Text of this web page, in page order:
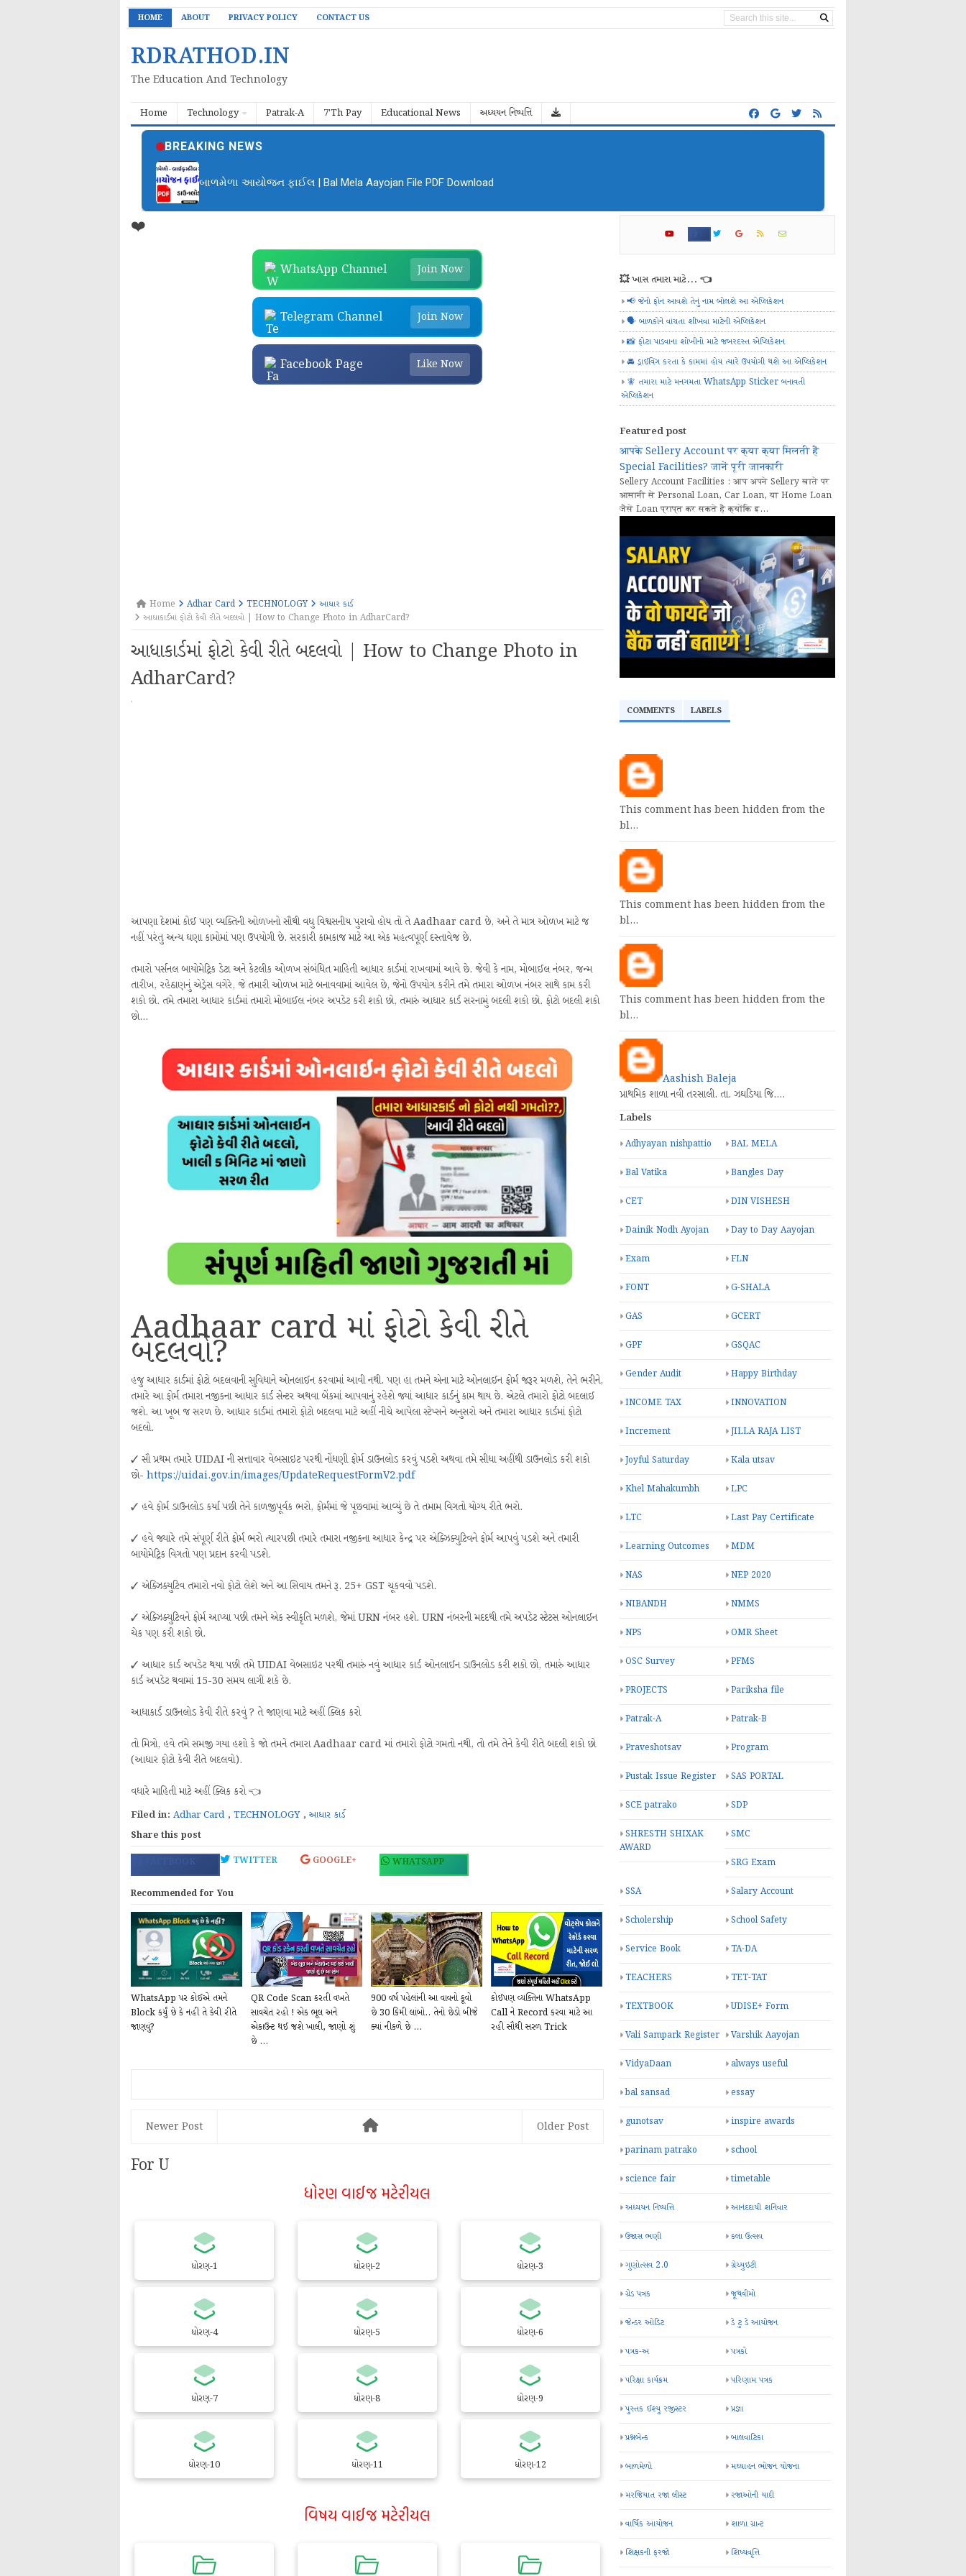
HOME ABOUT PRIVACY POLICY CONTACT US
RDRATHOD.IN
The Education And Technology
Home Technology Patrak-A 7'Th Pay Educational News અધ્યયન નિષ્પત્તિ
BREAKING NEWS
બાળમેળા આયોજન ફાઈલ | Bal Mela Aayojan File PDF Download
❤️
WhatsApp Channel Join Now
Telegram Channel Join Now
Facebook Page Like Now
Home Adhar Card TECHNOLOGY
આધાર કાર્ડ
આધાકાર્ડમાં ફોટો કેવી રીતે બદલવો | How to Change Photo in AdharCard?
આધાકાર્ડમાં ફોટો કેવી રીતે બદલવો | How to Change Photo in
AdharCard?
·
આપણા દેશમાં કોઈ પણ વ્યક્તિની ઓળખનો સૌથી વધુ વિશ્વસનીય પુરાવો હોય તો તે Aadhaar card છે, અને તે માત્ર ઓળખ માટે જ
નહીં પરંતુ અન્ય ઘણા કામોમાં પણ ઉપયોગી છે. સરકારી કામકાજ માટે આ એક મહત્વપૂર્ણ દસ્તાવેજ છે.
તમારો પર્સનલ બાયોમેટ્રિક ડેટા અને કેટલીક ઓળખ સંબંધિત માહિતી આધાર કાર્ડમાં રાખવામાં આવે છે. જેવી કે નામ, મોબાઈલ નંબર, જન્મ
તારીખ, રહેઠાણનું એડ્રેસ વગેરે, જે તમારી ઓળખ માટે બનાવવામાં આવેલ છે, જેનો ઉપયોગ કરીને તમે તમારા ઓળખ નંબર સાથે કામ કરી
શકો છો. તમે તમારા આધાર કાર્ડમાં તમારો મોબાઈલ નંબર અપડેટ કરી શકો છો, તમારું આધાર કાર્ડ સરનામું બદલી શકો છો. ફોટો બદલી શકો
છો...
Aadhaar card માં ફોટો કેવી રીતે
બદલવો?
હજુ આધાર કાર્ડમાં ફોટો બદલવાની સુવિધાને ઓનલાઈન કરવામાં આવી નથી. પણ હા તમને એના માટે ઓનલાઈન ફોર્મ જરૂર મળશે, તેને ભરીને,
તમારે આ ફોર્મ તમારા નજીકના આધાર કાર્ડ સેન્ટર અથવા બેંકમાં આપવાનું રહેશે જ્યાં આધાર કાર્ડનું કામ થાય છે. એટલે તમારો ફોટો બદલાઈ
જશે. આ ખૂબ જ સરળ છે. આધાર કાર્ડમાં તમારો ફોટો બદલવા માટે અહીં નીચે આપેલા સ્ટેપ્સને અનુસરો અને તમારા આધાર કાર્ડમાં ફોટો
બદલો.
✓ સૌ પ્રથમ તમારે UIDAI ની સત્તાવાર વેબસાઇટ પરથી નોંધણી ફોર્મ ડાઉનલોડ કરવું પડશે અથવા તમે સીધા અહીંથી ડાઉનલોડ કરી શકો
છો- https://uidai.gov.in/images/UpdateRequestFormV2.pdf
✓ હવે ફોર્મ ડાઉનલોડ કર્યા પછી તેને કાળજીપૂર્વક ભરો, ફોર્મમાં જે પૂછવામાં આવ્યું છે તે તમામ વિગતો યોગ્ય રીતે ભરો.
✓ હવે જ્યારે તમે સંપૂર્ણ રીતે ફોર્મ ભરો ત્યારપછી તમારે તમારા નજીકના આધાર કેન્દ્ર પર એક્ઝિક્યુટિવને ફોર્મ આપવું પડશે અને તમારી
બાયોમેટ્રિક વિગતો પણ પ્રદાન કરવી પડશે.
✓ એક્ઝિક્યુટિવ તમારો નવો ફોટો લેશે અને આ સિવાય તમને રૂ. 25+ GST ચૂકવવો પડશે.
✓ એક્ઝિક્યુટિવને ફોર્મ આપ્યા પછી તમને એક સ્વીકૃતિ મળશે, જેમાં URN નંબર હશે. URN નંબરની મદદથી તમે અપડેટ સ્ટેટસ ઓનલાઈન
ચેક પણ કરી શકો છો.
✓ આધાર કાર્ડ અપડેટ થયા પછી તમે UIDAI વેબસાઇટ પરથી તમારું નવું આધાર કાર્ડ ઓનલાઈન ડાઉનલોડ કરી શકો છો, તમારું આધાર
કાર્ડ અપડેટ થવામાં 15-30 સમય લાગી શકે છે.
આધાકાર્ડ ડાઉનલોડ કેવી રીતે કરવું ? તે જાણવા માટે અહીં ક્લિક કરો
તો મિત્રો, હવે તમે સમજી ગયા હશો કે જો તમને તમારા Aadhaar card માં તમારો ફોટો ગમતો નથી, તો તમે તેને કેવી રીતે બદલી શકો છો
(આધાર ફોટો કેવી રીતે બદલવો).
વધારે માહિતી માટે અહીં ક્લિક કરો 👈
Filed in: Adhar Card, TECHNOLOGY, આધાર કાર્ડ
Share this post
FACEBOOK TWITTER GOOGLE+ WHATSAPP
Recommended for You
WhatsApp પર કોઈએ તમને
Block કર્યું છે કે નહીં તે કેવી રીતે
જાણવું?
QR Code Scan કરતી વખતે
સાવચેત રહો ! એક ભૂલ અને
એકાઉન્ટ થઈ જશે ખાલી, જાણો શું
છે ...
900 વર્ષ પહેલાંની આ વાવનો કૂવો
છે 30 કિમી લાંબો.. તેનો છેડો બીજે
ક્યાં નીકળે છે ...
કોઈપણ વ્યક્તિના WhatsApp
Call ને Record કરવા માટે આ
રહી સૌથી સરળ Trick
Newer Post Older Post
For U
ધોરણ વાઈજ મટેરીયલ
ધોરણ-1 ધોરણ-2 ધોરણ-3
ધોરણ-4 ધોરણ-5 ધોરણ-6
ધોરણ-7 ધોરણ-8 ધોરણ-9
ધોરણ-10 ધોરણ-11 ધોરણ-12
વિષય વાઈજ મટેરીયલ
💥 ખાસ તમારા માટે... 👈
📢 જેનો ફોન આવશે તેનું નામ બોલશે આ એપ્લિકેશન
🗣️ બાળકોને વાંચતા શીખવા માટેની એપ્લિકેશન
📸 ફોટા પાડવાના શોખીનો માટે જબરદસ્ત એપ્લિકેશન
🚘 ડ્રાઈવિંગ કરતા કે કામમાં હોય ત્યારે ઉપયોગી થશે આ એપ્લિકેશન
🧚 તમારા માટે મનગમતા WhatsApp Sticker બનાવતી
એપ્લિકેશન
Featured post
आपके Sellery Account पर क्या क्या मिलती हैं
Special Facilities? जानें पूरी जानकारी
Sellery Account Facilities : आप अपने Sellery खाते पर
आसानी से Personal Loan, Car Loan, या Home Loan
जैसे Loan प्राप्त कर सकते हैं क्योंकि इ...
COMMENTS LABELS
This comment has been hidden from the
bl…
This comment has been hidden from the
bl…
This comment has been hidden from the
bl…
Aashish Baleja
પ્રાથમિક શાળા નવી તરસાલી. તા. ઝઘડિયા જિ.…
Labels
Adhyayan nishpattio BAL MELA
Bal Vatika Bangles Day
CET DIN VISHESH
Dainik Nodh Ayojan Day to Day Aayojan
Exam FLN
FONT G-SHALA
GAS GCERT
GPF GSQAC
Gender Audit Happy Birthday
INCOME TAX INNOVATION
Increment JILLA RAJA LIST
Joyful Saturday Kala utsav
Khel Mahakumbh LPC
LTC Last Pay Certificate
Learning Outcomes MDM
NAS NEP 2020
NIBANDH NMMS
NPS OMR Sheet
OSC Survey PFMS
PROJECTS Pariksha file
Patrak-A Patrak-B
Praveshotsav Program
Pustak Issue Register SAS PORTAL
SCE patrako SDP
SHRESTH SHIXAK
AWARD
SMC
SRG Exam
SSA Salary Account
Scholership School Safety
Service Book TA-DA
TEACHERS TET-TAT
TEXTBOOK UDISE+ Form
Vali Sampark Register Varshik Aayojan
VidyaDaan always useful
bal sansad essay
gunotsav inspire awards
parinam patrako school
science fair timetable
અધ્યયન નિષ્પત્તિ આનંદદાયી શનિવાર
ઉજાસ ભણી કલા ઉત્સવ
ગુણોત્સવ 2.0 ગ્રેચ્યુઇટી
ગ્રેડ પત્રક જૂથવીમો
જેન્ડર ઓડિટ ડે ટુ ડે આયોજન
પત્રક-અ પત્રકો
પરિક્ષા કાર્યક્રમ પરિણામ પત્રક
પુસ્તક ઈશ્યુ રજીસ્ટર પ્રજ્ઞા
પ્રશ્નબેન્ક બાલવાટિકા
બાળમેળો મઘ્યાહન ભોજન યોજના
મરજિયાત રજા લીસ્ટ રજાઓની યાદી
વાર્ષિક આયોજન શાળા ગ્રાન્ટ
શિક્ષકની ફરજો શિષ્યવૃત્તિ